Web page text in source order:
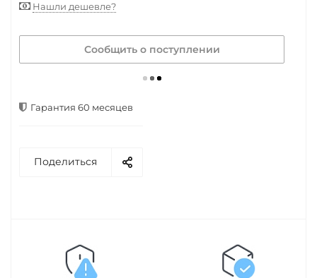
Нашли дешевле?
Сообщить о поступлении
Гарантия 60 месяцев
Поделиться